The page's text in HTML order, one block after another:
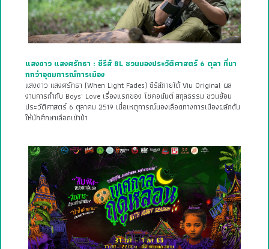
แสงดาว แสงศรัทธา : ซีรีส์ BL ชวนมองประวัติศาสตร์ 6 ตุลา ที่มา
กกว่าอุดมการณ์การเมือง
แสงดาว แสงศรัทธา (When Light Fades) ซีรีส์ภายใต้ Viu Original ผล
งานการกำกับ Boys’ Love เรื่องแรกของ โชคอนันต์ สกุลธรรม ชวนย้อน
ประวัติศาสตร์ 6 ตุลาคม 2519 เมื่อเหตุการณ์นองเลือดทางการเมืองผลักดัน
ให้นักศึกษาเลือกเข้าป่า